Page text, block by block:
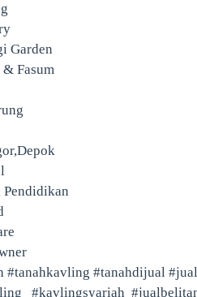
Garden
Fasum
Pendidikan
#tanahkavling #tanahdijual
#kavlingsyariah